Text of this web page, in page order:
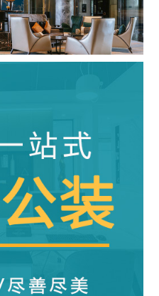
算算这么装修多少钱